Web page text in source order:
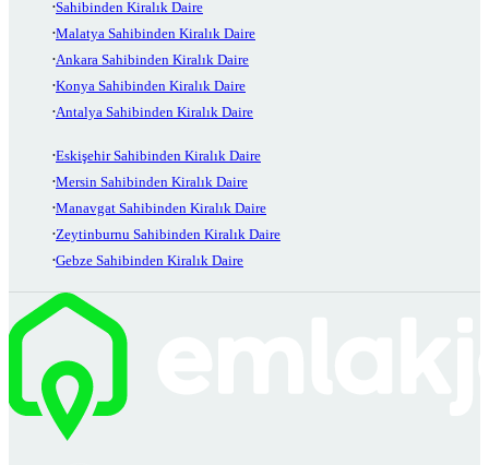
Sahibinden Kiralık Daire
Malatya Sahibinden Kiralık Daire
Ankara Sahibinden Kiralık Daire
Konya Sahibinden Kiralık Daire
Antalya Sahibinden Kiralık Daire
Eskişehir Sahibinden Kiralık Daire
Mersin Sahibinden Kiralık Daire
Manavgat Sahibinden Kiralık Daire
Zeytinburnu Sahibinden Kiralık Daire
Gebze Sahibinden Kiralık Daire